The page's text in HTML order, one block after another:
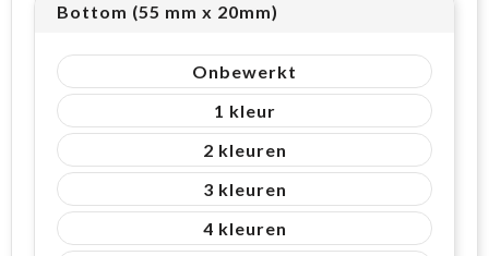
Bottom (55 mm x 20mm)
Onbewerkt
1
2
3
4